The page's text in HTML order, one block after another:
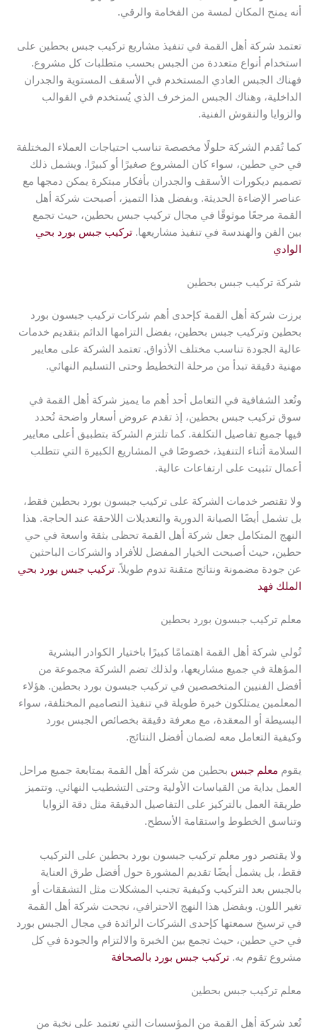
أنه يمنح المكان لمسة من الفخامة والرقي.
تعتمد شركة أهل القمة في تنفيذ مشاريع تركيب جبس بحطين على
استخدام أنواع متعددة من الجبس بحسب متطلبات كل مشروع.
فهناك الجبس العادي المستخدم في الأسقف المستوية والجدران
الداخلية، وهناك الجبس المزخرف الذي يُستخدم في القوالب
والزوايا والنقوش الفنية.
كما تُقدم الشركة حلولًا مخصصة تناسب احتياجات العملاء المختلفة
في حي حطين، سواء كان المشروع صغيرًا أو كبيرًا. ويشمل ذلك
تصميم ديكورات الأسقف والجدران بأفكار مبتكرة يمكن دمجها مع
عناصر الإضاءة الحديثة. وبفضل هذا التميز، أصبحت شركة أهل
القمة مرجعًا موثوقًا في مجال تركيب جبس بحطين، حيث تجمع
بين الفن والهندسة في تنفيذ مشاريعها.تركيب جبس بورد بحي
الوادي
شركة تركيب جبس بحطين
برزت شركة أهل القمة كإحدى أهم شركات تركيب جبسون بورد
بحطين وتركيب جبس بحطين، بفضل التزامها الدائم بتقديم خدمات
عالية الجودة تناسب مختلف الأذواق. تعتمد الشركة على معايير
مهنية دقيقة تبدأ من مرحلة التخطيط وحتى التسليم النهائي.
وتُعد الشفافية في التعامل أحد أهم ما يميز شركة أهل القمة في
سوق تركيب جبس بحطين، إذ تقدم عروض أسعار واضحة تُحدد
فيها جميع تفاصيل التكلفة. كما تلتزم الشركة بتطبيق أعلى معايير
السلامة أثناء التنفيذ، خصوصًا في المشاريع الكبيرة التي تتطلب
أعمال تثبيت على ارتفاعات عالية.
ولا تقتصر خدمات الشركة على تركيب جبسون بورد بحطين فقط،
بل تشمل أيضًا الصيانة الدورية والتعديلات اللاحقة عند الحاجة. هذا
النهج المتكامل جعل شركة أهل القمة تحظى بثقة واسعة في حي
حطين، حيث أصبحت الخيار المفضل للأفراد والشركات الباحثين
عن جودة مضمونة ونتائج متقنة تدوم طويلاً.تركيب جبس بورد بحي
الملك فهد
معلم تركيب جبسون بورد بحطين
تُولي شركة أهل القمة اهتمامًا كبيرًا باختيار الكوادر البشرية
المؤهلة في جميع مشاريعها، ولذلك تضم الشركة مجموعة من
أفضل الفنيين المتخصصين في تركيب جبسون بورد بحطين. هؤلاء
المعلمين يمتلكون خبرة طويلة في تنفيذ التصاميم المختلفة، سواء
البسيطة أو المعقدة، مع معرفة دقيقة بخصائص الجبس بورد
وكيفية التعامل معه لضمان أفضل النتائج.
يقوم معلم جبس بحطين من شركة أهل القمة بمتابعة جميع مراحل
العمل بداية من القياسات الأولية وحتى التشطيب النهائي. وتتميز
طريقة العمل بالتركيز على التفاصيل الدقيقة مثل دقة الزوايا
وتناسق الخطوط واستقامة الأسطح.
ولا يقتصر دور معلم تركيب جبسون بورد بحطين على التركيب
فقط، بل يشمل أيضًا تقديم المشورة حول أفضل طرق العناية
بالجبس بعد التركيب وكيفية تجنب المشكلات مثل التشققات أو
تغير اللون. وبفضل هذا النهج الاحترافي، نجحت شركة أهل القمة
في ترسيخ سمعتها كإحدى الشركات الرائدة في مجال الجبس بورد
في حي حطين، حيث تجمع بين الخبرة والالتزام والجودة في كل
مشروع تقوم به.تركيب جبس بورد بالصحافة
معلم تركيب جبس بحطين
تُعد شركة أهل القمة من المؤسسات التي تعتمد على نخبة من